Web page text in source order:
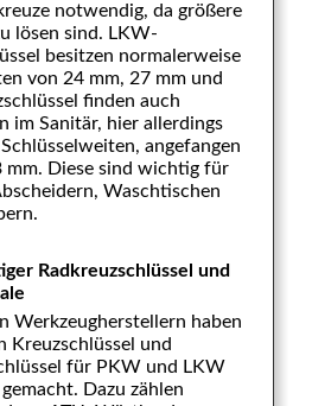
notwendig, da größere
lösen sind. LKW-
besitzen normalerweise
von 24 mm, 27 mm und
finden auch
im Sanitär, hier allerdings
angefangen
mm. Diese sind wichtig für
Waschtischen
Radkreuzschlüssel und
Werkzeugherstellern haben
Kreuzschlüssel und
für PKW und LKW
Dazu zählen